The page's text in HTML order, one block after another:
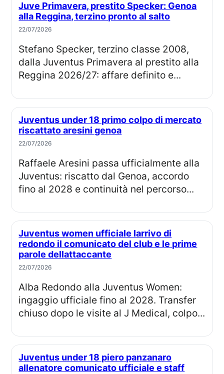
Juve Primavera, prestito Specker: Genoa
alla Reggina, terzino pronto al salto
22/07/2026
Stefano Specker, terzino classe 2008,
dalla Juventus Primavera al prestito alla
Reggina 2026/27: affare definito e...
Juventus under 18 primo colpo di mercato
riscattato aresini genoa
22/07/2026
Raffaele Aresini passa ufficialmente alla
Juventus: riscatto dal Genoa, accordo
fino al 2028 e continuità nel percorso...
Juventus women ufficiale larrivo di
redondo il comunicato del club e le prime
parole dellattaccante
22/07/2026
Alba Redondo alla Juventus Women:
ingaggio ufficiale fino al 2028. Transfer
chiuso dopo le visite al J Medical, colpo...
Juventus under 18 piero panzanaro
allenatore comunicato ufficiale e staff